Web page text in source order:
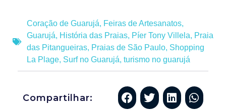
Coração de Guarujá, Feiras de Artesanatos,
Guarujá, História das Praias, Píer Tony Villela, Praia
das Pitangueiras, Praias de São Paulo, Shopping
La Plage, Surf no Guarujá, turismo no guarujá
Compartilhar: